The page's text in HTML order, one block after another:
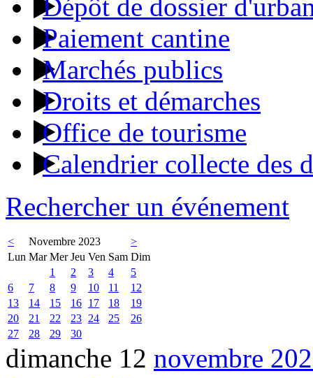
Dépôt de dossier
Paiement cantine
Marchés publics
Droits et démarches
Office de tourisme
Calendrier collecte des
Rechercher un événement
< Novembre 2023
>
Lun Mar Mer Jeu Ven Sam Dim
1
2 3 4
5
6
7 8 9 10 11
12
13
14 15 16 17 18
19
20
21 22 23 24 25
26
27
28 29 30
dimanche 12 novembre